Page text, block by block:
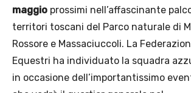
maggio prossimi nell’affascinante
territori toscani del Parco naturale di
Rossore e Massaciuccoli. La
Equestri ha individuato la squadra
in occasione dell’importantissimo